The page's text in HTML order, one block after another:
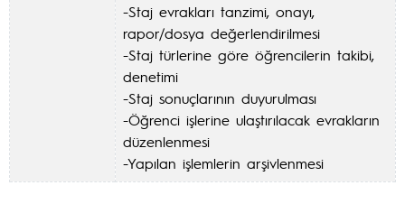
-Staj evrakları tanzimi, onayı,
rapor/dosya değerlendirilmesi
-Staj türlerine göre öğrencilerin takibi,
denetimi
-Staj sonuçlarının duyurulması
-Öğrenci işlerine ulaştırılacak evrakların
düzenlenmesi
-Yapılan işlemlerin arşivlenmesi